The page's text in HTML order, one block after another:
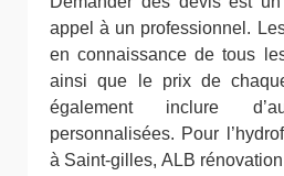
appel à un professionnel.
en connaissance de tous
ainsi que le prix de
également inclure
personnalisées. Pour
à Saint-gilles, ALB